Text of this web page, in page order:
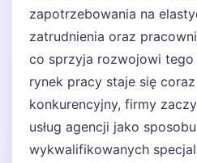
zapotrzebowania na
zatrudnienia oraz
co sprzyja rozwojowi tego
rynek pracy staje się
konkurencyjny, firmy
usług agencji jako
wykwalifikowanych